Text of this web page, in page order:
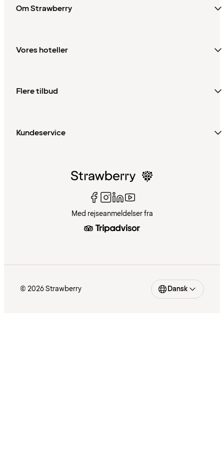
Om Strawberry
Vores hoteller
Flere tilbud
Kundeservice
Med rejseanmeldelser fra
© 2026 Strawberry Dansk